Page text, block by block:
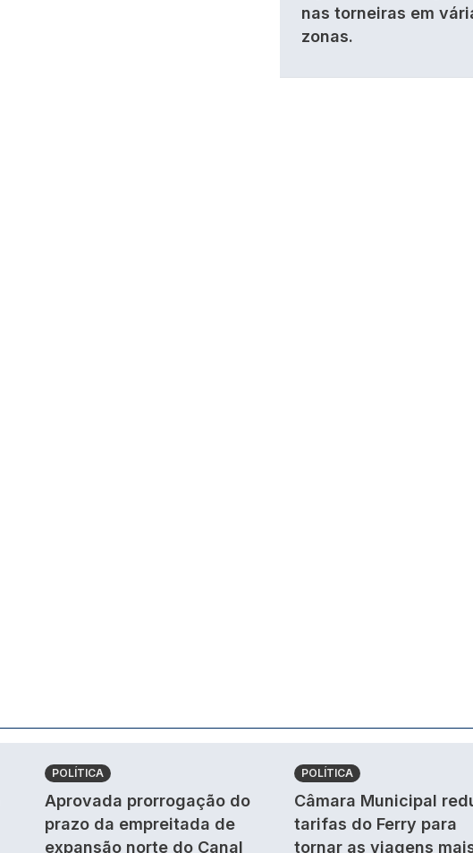
nas torneiras em
zonas.
POLÍTICA
Aprovada prorrogação do
prazo da empreitada de
expansão norte do Canal
POLÍTICA
Câmara Municipal
tarifas do Ferry para
tornar as viagens